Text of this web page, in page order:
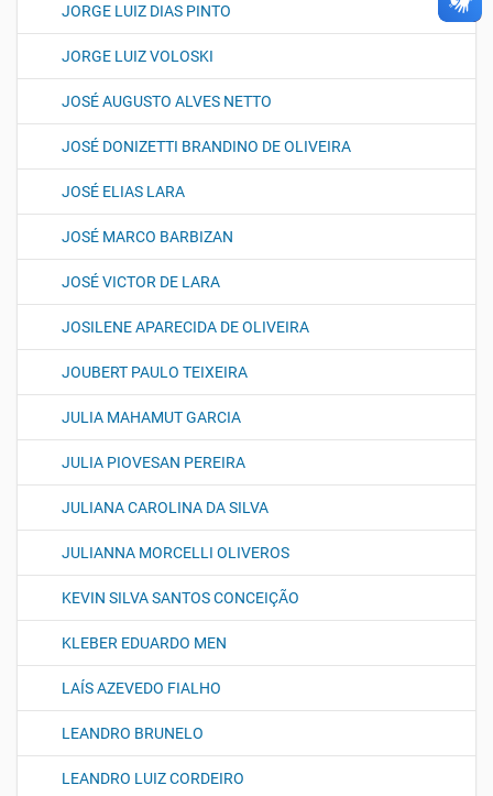
JORGE LUIZ DIAS PINTO
JORGE LUIZ VOLOSKI
JOSÉ AUGUSTO ALVES NETTO
JOSÉ DONIZETTI BRANDINO DE OLIVEIRA
JOSÉ ELIAS LARA
JOSÉ MARCO BARBIZAN
JOSÉ VICTOR DE LARA
JOSILENE APARECIDA DE OLIVEIRA
JOUBERT PAULO TEIXEIRA
JULIA MAHAMUT GARCIA
JULIA PIOVESAN PEREIRA
JULIANA CAROLINA DA SILVA
JULIANNA MORCELLI OLIVEROS
KEVIN SILVA SANTOS CONCEIÇÃO
KLEBER EDUARDO MEN
LAÍS AZEVEDO FIALHO
LEANDRO BRUNELO
LEANDRO LUIZ CORDEIRO